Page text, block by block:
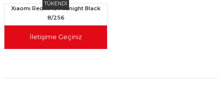
TÜKENDİ
Xıaomı Redmi 13 Midnight Black
8/256
İletişime Geçiniz